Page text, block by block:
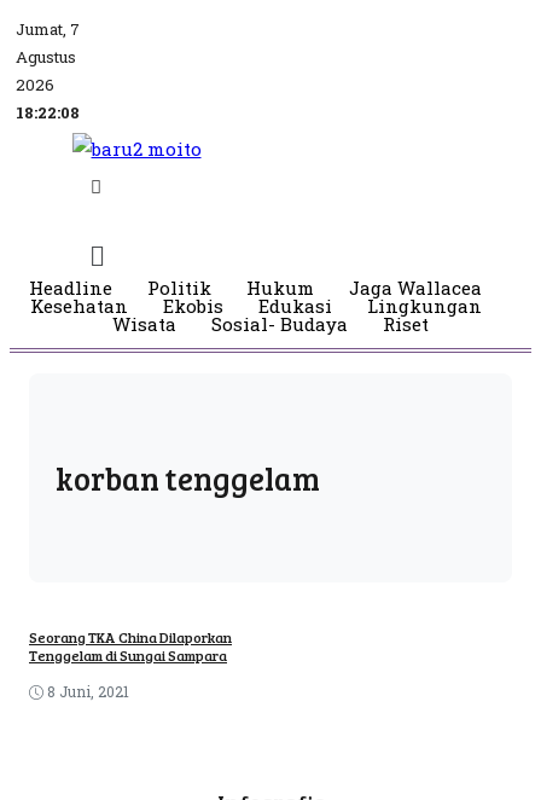
Jumat, 7
Agustus
2026
18:22:09
Headline Politik Hukum Jaga Wallacea
Kesehatan Ekobis Edukasi Lingkungan
Wisata Sosial- Budaya Riset
korban tenggelam
Seorang TKA China Dilaporkan
Tenggelam di Sungai Sampara
8 Juni, 2021